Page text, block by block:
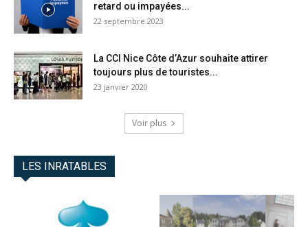
retard ou impayées...
22 septembre 2023
La CCI Nice Côte d’Azur souhaite attirer
toujours plus de touristes...
23 janvier 2020
Voir plus
LES INRATABLES